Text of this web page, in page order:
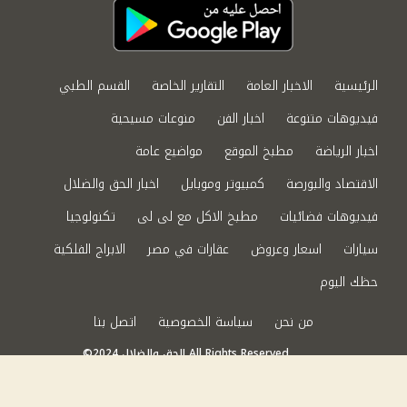
الرئيسية الاخبار العامة التقارير الخاصة
القسم الطبي
فيديوهات متنوعة
اخبار الفن
منوعات مسيحية
اخبار الرياضة
مطبخ الموقع
مواضيع عامة
الاقتصاد والبورصة
كمبيوتر وموبايل
اخبار الحق والضلال
فيديوهات فضائيات
مطبخ الاكل مع لى لى
تكنولوجيا
سيارات
اسعار وعروض عقارات في مصر
الابراج الفلكية
حظك اليوم
من نحن
سياسة الخصوصية اتصل بنا
©2024 الحق والضلال All Rights Reserved.